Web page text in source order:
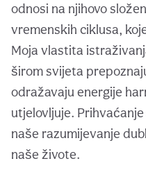
odnosi na njihovo
vremenskih ciklusa,
Moja vlastita
širom svijeta
odražavaju energije
utjelovljuje.
naše razumijevanje
naše živote.